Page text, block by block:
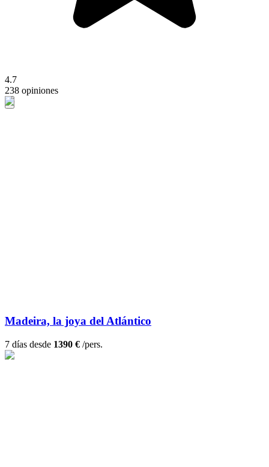
4.7
238 opiniones
Madeira, la joya del Atlántico
7 días desde 1390 € /pers.